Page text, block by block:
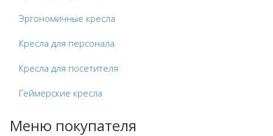
Эргономичные кресла
Кресла для персонала
Кресла для посетителя
Геймерские кресла
Меню покупателя